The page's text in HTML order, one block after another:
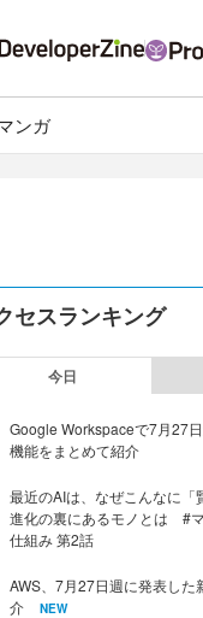
ンガ
セスランキング
今日
Google Workspaceで7月27
機能をまとめて紹介
最近のAIは、なぜこんなに
進化の裏にあるモノとは #
仕組み 第2話
AWS、7月27日週に発表した
介
NEW